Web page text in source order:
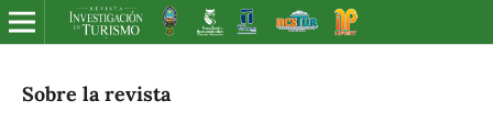
Sobre la revista